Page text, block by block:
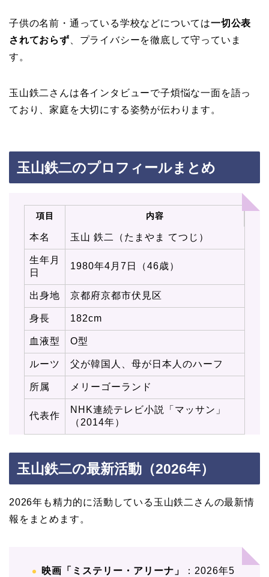
子供の名前・通っている学校などについては一切公表
されておらず 、プライバシーを徹底して守っていま
す。
玉山鉄二さんは各インタビューで子煩悩な一面を語っ
ており、家庭を大切にする姿勢が伝わります。
玉山鉄二のプロフィールまとめ
項目 内容
本名 玉山 鉄二（たまやま てつじ）
生年月
日
1980年4月7日（46歳）
出身地 京都府京都市伏見区
身長 182cm
血液型 O型
ルーツ 父が韓国人、母が日本人のハーフ
所属 メリーゴーランド
代表作
NHK連続テレビ小説「マッサン」
（2014年）
玉山鉄二の最新活動（2026年）
2026年も精力的に活動している玉山鉄二さんの最新情
報をまとめます。
映画「ミステリー・アリーナ」 ：2026年5